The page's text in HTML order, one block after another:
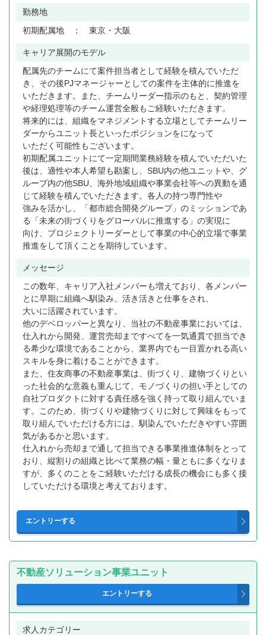
勤務地
初期配属地 ： 東京・大阪
キャリア展開のモデル
配属先のチームにて案件担当者として経験を積んでいただ
き、その後PJマネージャーとしての案件を主体的に推進を
いただきます。また、チームリーダー指示のもと、契約管理
や経理処理等のチーム運営全般もご経験いただきます。
将来的には、組織をマネジメントする立場としてチームリー
ダーからユニット長といったポジションをになって
いただく可能性もございます。
初期配属ユニットにて一定期間業務経験を積んでいただいた
後は、適性や本人希望も勘案し、SBU内の他ユニットや、グ
ループ内の他SBU、海外地域組織や事業会社等への異動を通
じて経験を積んでいただきます。各人の持つ専門性や
強みを活かし、「都市総合開発グループ」のミッションであ
る「未来の街づくりをグローバルに推進する」の実現に
向け、プロジェクトリーダーとして事業の中心的立場で事業
推進をして頂くことを期待しています。
メッセージ
この数年、キャリア入社メンバーも増えており、各メンバー
とに早期に組織へ馴染み、活き活きと仕事をされ、
大いに活躍されています。
他のデベロッパーと異なり、当社の不動産事業においては、
仕入れから開発、運営売却まですべてを一気通貫で担当でき
る希少な環境であることから、業界内でも一目置かれる高い
スキルを身に着けることができます。
また、住友商事の不動産事業は、街づくり、建物づくりとい
った社会的な意義も重んじて、モノづくりの担い手としての
自社プロダクトに対する責任感を強く持って取り組んでいま
す。このため、街づくりや建物づくりに対して興味をもって
取り組んでいただける方には、馴染んでいただきやすい雰囲
気があるかと思います。
仕入れから売却まで通して担当できる事業推進体制をとって
おり、縦割りの組織と比べて業務の幅・量ともに多くなりま
すが、多くのことをご経験いただける成長の機会にも多く接
していただける環境と考えております。
不動産ソリューション事業ユニット
求人カテゴリー